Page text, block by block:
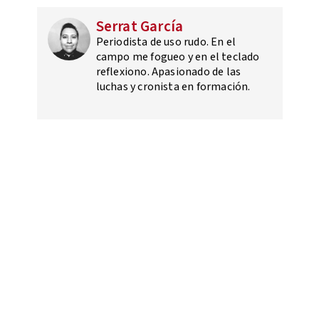
Serrat García
Periodista de uso rudo. En el
campo me fogueo y en el teclado
reflexiono. Apasionado de las
luchas y cronista en formación.